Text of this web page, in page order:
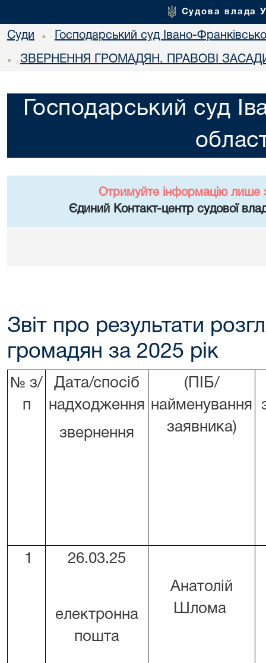
Судова влада
Суди • Господарський суд Івано-
• ЗВЕРНЕННЯ ГРОМАДЯН. ПРАВОВІ
Господарський суд
Отримуйте інформацію лише
Єдиний Контакт-центр судової
Звіт про результати
громадян за 2025 рік
№ з/
п
Дата/спосіб
надходження
звернення
(ПІБ/
найменування
заявника)
1 26.03.25
електронна
пошта
Анатолій
Шлома